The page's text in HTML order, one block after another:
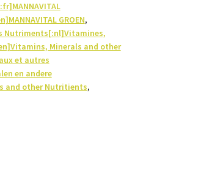
GROEN,
Nutriments[:nl]Vitamines,
Minerals and other
et autres
en andere
and other Nutritients,